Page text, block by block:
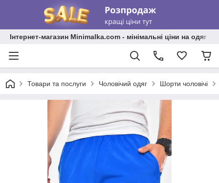
Інтернет-магазин Minimalka.com - мінімальні ціни на одяг
Товари та послуги Чоловічий одяг Шорти чоловічі